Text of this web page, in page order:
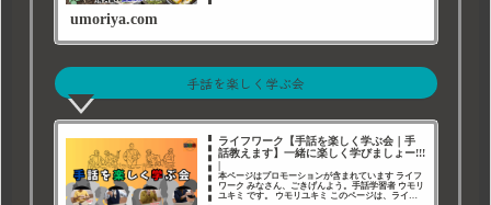
umoriya.com
手話を楽しく学ぶ会
ライフワーク【手話を楽しく学ぶ会｜手
話教えます】一緒に楽しく学びましょー!!!
|
本ページはプロモーションが含まれています ライフ
ワーク みなさん、ごきげんよう。手話学習者 ウモリ
ユキミ です。 ウモリユキミ このページは、ライフ